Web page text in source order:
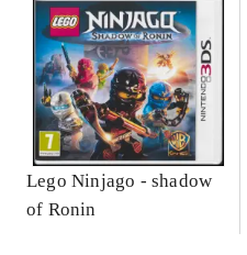
Lego Ninjago - shadow
of Ronin